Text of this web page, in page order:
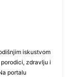
iskustvom
zdravlju i
portalu